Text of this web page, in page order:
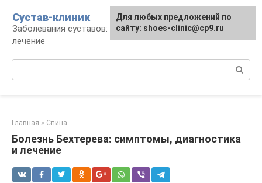
контенту
Сустав-клиник
Заболевания суставов: профилактика и
лечение
Главная » Спина
Болезнь Бехтерева: симптомы, диагностика
и лечение
Для любых предложений по
сайту: shoes-clinic@cp9.ru